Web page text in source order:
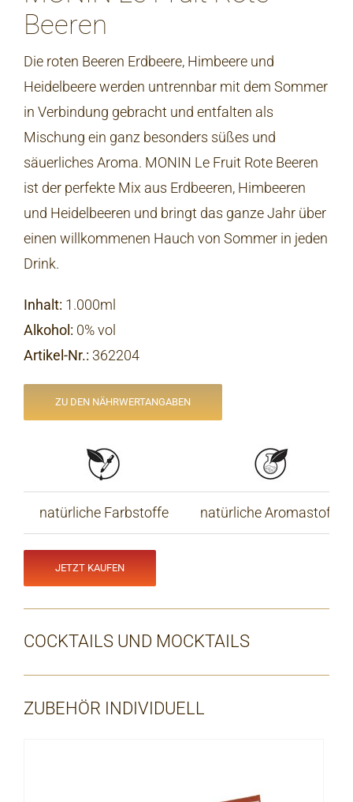
Beeren
Die roten Beeren Erdbeere, Himbeere und
Heidelbeere werden untrennbar mit dem Sommer
in Verbindung gebracht und entfalten als
Mischung ein ganz besonders süßes und
säuerliches Aroma. MONIN Le Fruit Rote Beeren
ist der perfekte Mix aus Erdbeeren, Himbeeren
und Heidelbeeren und bringt das ganze Jahr über
einen willkommenen Hauch von Sommer in jeden
Drink.
Inhalt: 1.000ml
Alkohol: 0% vol
Artikel-Nr.: 362204
ZU DEN NÄHRWERTANGABEN
natürliche Farbstoffe natürliche Aromastoffe
JETZT KAUFEN
COCKTAILS UND MOCKTAILS
ZUBEHÖR INDIVIDUELL